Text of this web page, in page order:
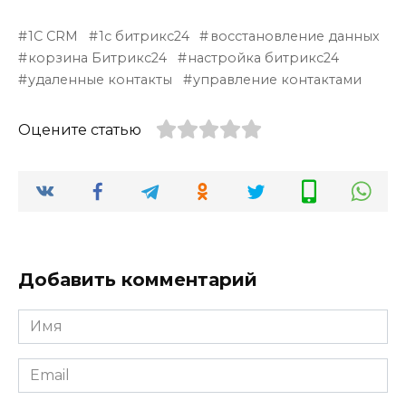
1С CRM 1с битрикс24
восстановление данных
корзина Битрикс24
настройка битрикс24
удаленные контакты
управление контактами
Оцените статью
Добавить комментарий
Имя
*
Email
*